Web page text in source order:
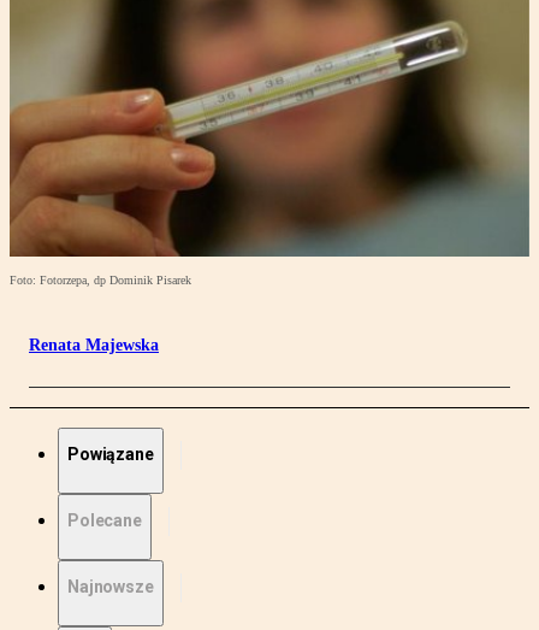
Foto: Fotorzepa, dp Dominik Pisarek
Renata Majewska
Powiązane
Polecane
Najnowsze